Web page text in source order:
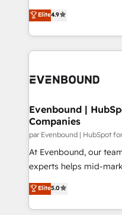
2️⃣ AIエージェント組織構築 営業・マーケティング業務
の一部をAIが自律実行す
DX × AI推進のPMO伴走
の統合・浸透・変革管理を実行
計・構築：リード獲得・
提供。 ▸ 既存CRM・
Marketo・Pardot等か
データ移行と活用設計ま
thinkers. We blend
development—always
ideas, opportunities,
experiences. To us,
and—most
products and
difference.
Elite4.9
Evenbound |
Companies
par Evenbound | HubSpot
At Evenbound, our
experts helps mid-
achieve real growth.
tailored solutions that
HubSpot’s platform
Elite5.0